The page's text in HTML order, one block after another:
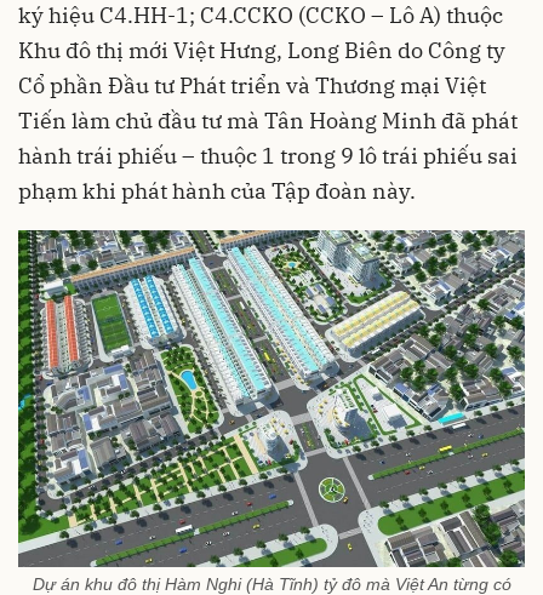
ký hiệu C4.HH-1; C4.CCKO (CCKO – Lô A) thuộc
Khu đô thị mới Việt Hưng, Long Biên do Công ty
Cổ phần Đầu tư Phát triển và Thương mại Việt
Tiến làm chủ đầu tư mà Tân Hoàng Minh đã phát
hành trái phiếu – thuộc 1 trong 9 lô trái phiếu sai
phạm khi phát hành của Tập đoàn này.
Dự án khu đô thị Hàm Nghi (Hà Tĩnh) tỷ đô mà Việt An từng có